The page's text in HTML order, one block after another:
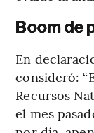
Boom de
En
consideró:
Recursos
el mes